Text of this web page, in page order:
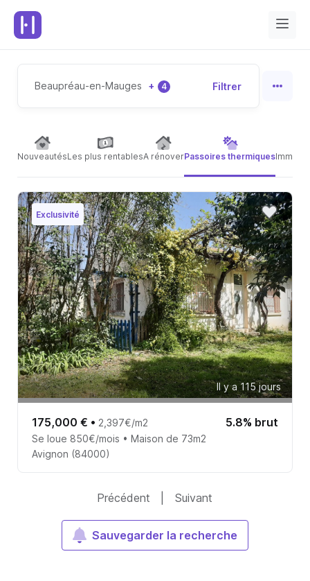
Beaupréau-en-Mauges + 4 Filtrer
NouveautésLes plus rentablesA rénoverPassoires thermiques
Exclusivité
Il y a 115 jours
175,000 € • 2,397€/m2 5.8% brut
Se loue 850€/mois • Maison de 73m2
Avignon (84000)
Précédent Suivant
Sauvegarder la recherche